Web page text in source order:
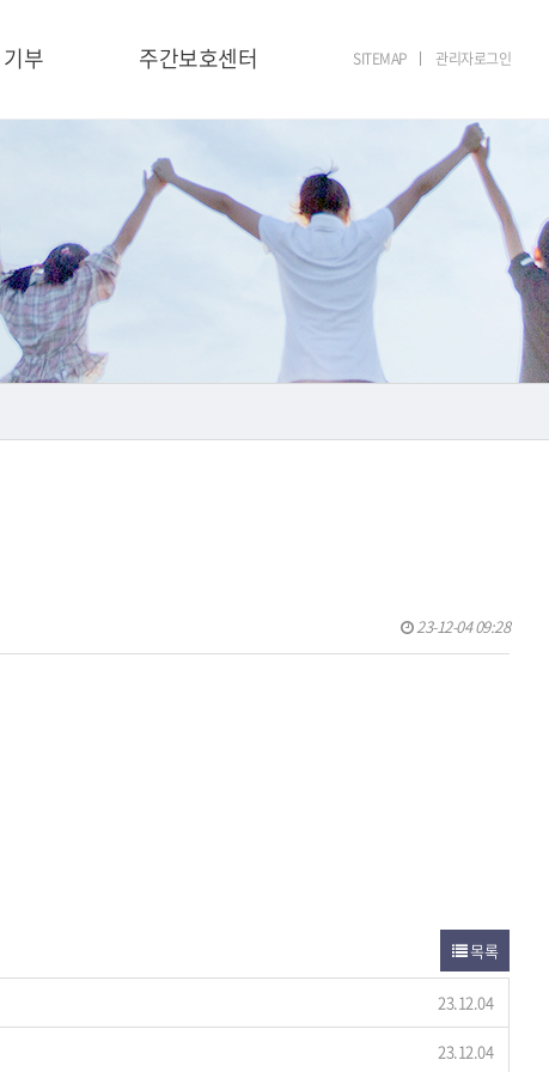
기부 주간보호센터 SITEMAP 관리자로그인
23-12-04 09:28
목록
23.12.04
23.12.04